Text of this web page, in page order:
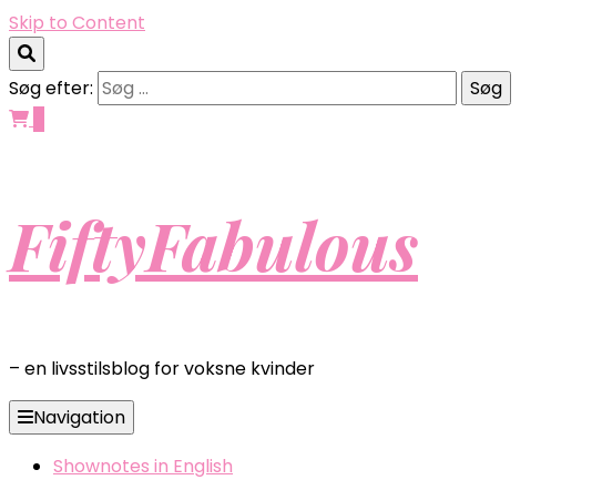
Skip to Content
Søg efter:
FiftyFabulous
– en livsstilsblog for voksne kvinder
Navigation
Shownotes in English